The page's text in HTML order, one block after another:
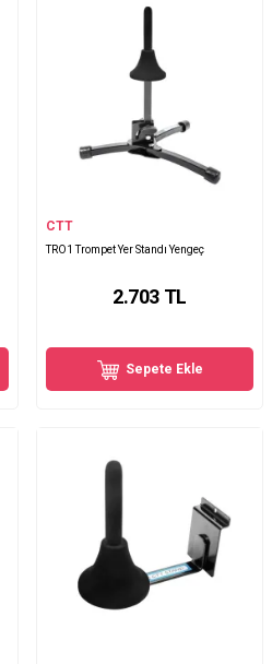
CTT
TRO1 Trompet Yer Standı Yengeç
2.703 TL
Sepete Ekle